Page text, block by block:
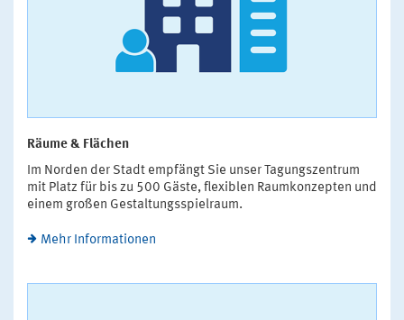
Räume & Flächen
Im Norden der Stadt empfängt Sie unser Tagungszentrum
mit Platz für bis zu 500 Gäste, flexiblen Raumkonzepten und
einem großen Gestaltungsspielraum.
Mehr Informationen